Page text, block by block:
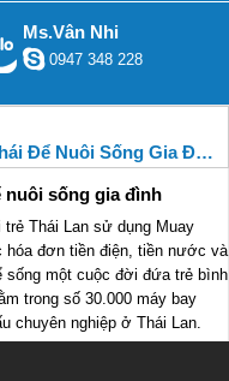
Ms.Vân Nhi
0947 348 228
Để Nuôi Sống Gia Đình
nuôi sống gia đình
Thái Lan sử dụng Muay
hóa đơn tiền điện, tiền nước và
sống một cuộc đời đứa trẻ bình
trong số 30.000 máy bay
chuyên nghiệp ở Thái Lan.